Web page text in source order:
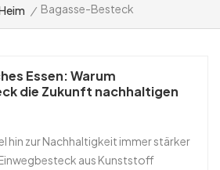
/ Bagasse-Besteck
Essen: Warum
die Zukunft nachhaltigen
hin zur Nachhaltigkeit immer stärker
aus Kunststoff